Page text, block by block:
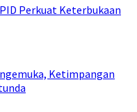
Perkuat Keterbukaan
Ketimpangan